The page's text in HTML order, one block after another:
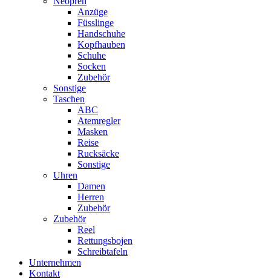
Anzüge
Füsslinge
Handschuhe
Kopfhauben
Schuhe
Socken
Zubehör
Sonstige
Taschen
ABC
Atemregler
Masken
Reise
Rucksäcke
Sonstige
Uhren
Damen
Herren
Zubehör
Zubehör
Reel
Rettungsbojen
Schreibtafeln
Unternehmen
Kontakt